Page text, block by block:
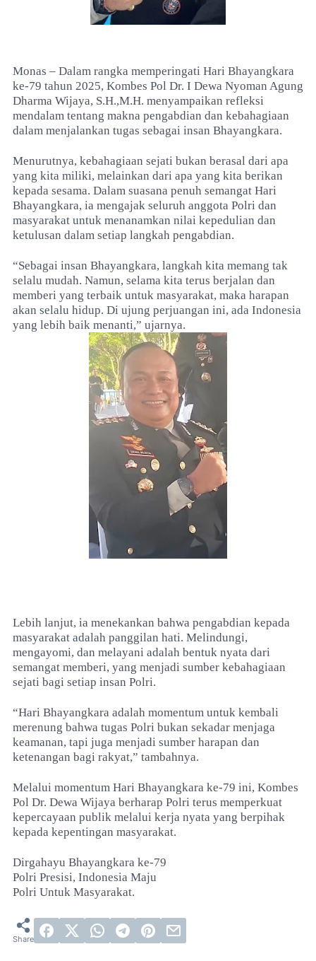
Monas – Dalam rangka memperingati Hari Bhayangkara
ke-79 tahun 2025, Kombes Pol Dr. I Dewa Nyoman Agung
Dharma Wijaya, S.H.,M.H. menyampaikan refleksi
mendalam tentang makna pengabdian dan kebahagiaan
dalam menjalankan tugas sebagai insan Bhayangkara.
Menurutnya, kebahagiaan sejati bukan berasal dari apa
yang kita miliki, melainkan dari apa yang kita berikan
kepada sesama. Dalam suasana penuh semangat Hari
Bhayangkara, ia mengajak seluruh anggota Polri dan
masyarakat untuk menanamkan nilai kepedulian dan
ketulusan dalam setiap langkah pengabdian.
“Sebagai insan Bhayangkara, langkah kita memang tak
selalu mudah. Namun, selama kita terus berjalan dan
memberi yang terbaik untuk masyarakat, maka harapan
akan selalu hidup. Di ujung perjuangan ini, ada Indonesia
yang lebih baik menanti,” ujarnya.
Lebih lanjut, ia menekankan bahwa pengabdian kepada
masyarakat adalah panggilan hati. Melindungi,
mengayomi, dan melayani adalah bentuk nyata dari
semangat memberi, yang menjadi sumber kebahagiaan
sejati bagi setiap insan Polri.
“Hari Bhayangkara adalah momentum untuk kembali
merenung bahwa tugas Polri bukan sekadar menjaga
keamanan, tapi juga menjadi sumber harapan dan
ketenangan bagi rakyat,” tambahnya.
Melalui momentum Hari Bhayangkara ke-79 ini, Kombes
Pol Dr. Dewa Wijaya berharap Polri terus memperkuat
kepercayaan publik melalui kerja nyata yang berpihak
kepada kepentingan masyarakat.
Dirgahayu Bhayangkara ke-79
Polri Presisi, Indonesia Maju
Polri Untuk Masyarakat.